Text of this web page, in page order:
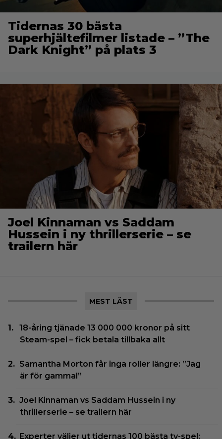
Tidernas 30 bästa
superhjältefilmer listade – ”The
Dark Knight” på plats 3
Joel Kinnaman vs Saddam
Hussein i ny thrillerserie – se
trailern här
MEST LÄST
18-åring tjänade 13 000 000 kronor på sitt
Steam-spel – fick betala tillbaka allt
Samantha Morton får inga roller längre: ”Jag
är för gammal”
Joel Kinnaman vs Saddam Hussein i ny
thrillerserie – se trailern här
Experter väljer ut tidernas 100 bästa tv-spel: